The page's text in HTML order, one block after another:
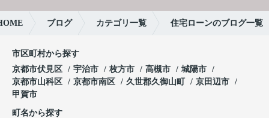
ブログ カテゴリ一覧 住宅ローンのブログ一覧
市区町村から探す
京都市伏見区
宇治市 枚方市 高槻市
城陽市
京都市山科区
京都市南区 久世郡久御山町
京田辺市
甲賀市
町名から探す